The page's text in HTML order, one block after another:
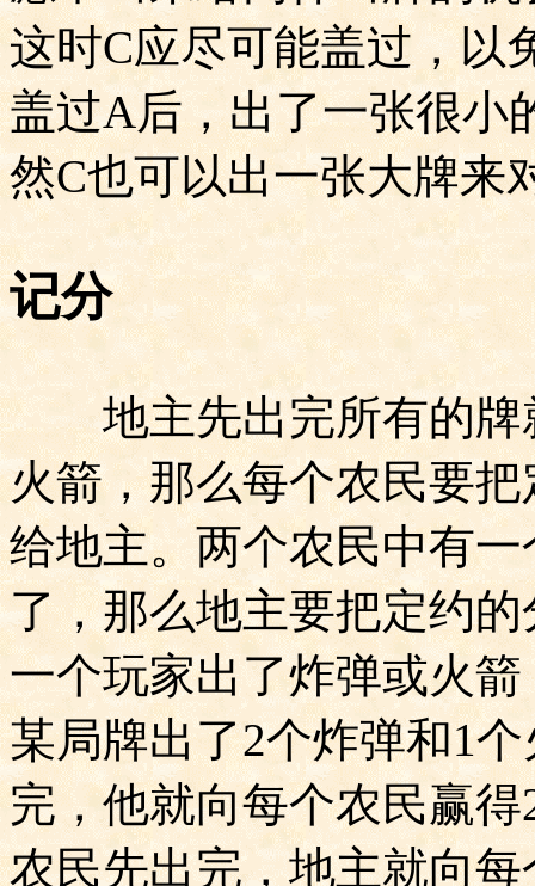
这时C应尽可能盖过，以
盖过A后，出了一张很小
然C也可以出一张大牌来
记分
地主先出完所有的牌
火箭，那么每个农民要
给地主。两个农民中有
了，那么地主要把定约
一个玩家出了炸弹或火
某局牌出了2个炸弹和1个
完，他就向每个农民赢得
农民先出完，地主就向